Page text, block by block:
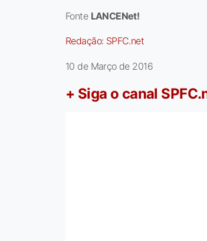
Fonte LANCENet!
Redação: SPFC.net
10 de Março de 2016
+ Siga o canal